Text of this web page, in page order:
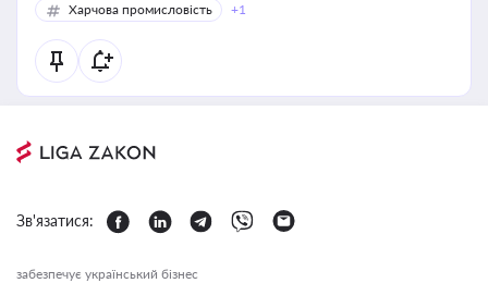
Харчова промисловість
+1
Зв'язатися:
забезпечує український бізнес